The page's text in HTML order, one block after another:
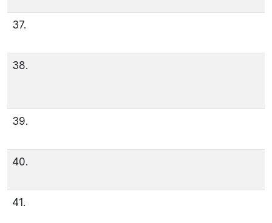
37.
38.
39.
40.
41.